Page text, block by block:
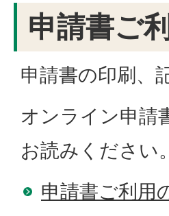
申請書ご
申請書の印刷、
オンライン申請
お読みください。
申請書ご利用